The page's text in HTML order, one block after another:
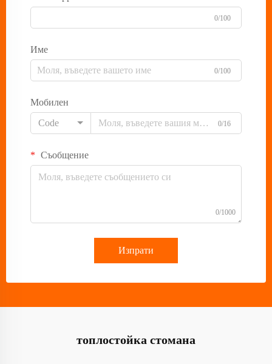
0/100
Име
0/100
Мобилен
Code
0/16
Съобщение
0/1000
Изпрати
топлостойка стомана